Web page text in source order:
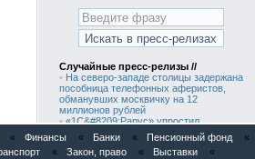
Случайные пресс-релизы //
• На северо-западе столицы задержана
пособница телефонных аферистов,
обманувших москвичку на 12
миллионов рублей
• «1С&#8209;Рарус» упростил
кадровый документооборот для
сотрудников группы предприятий
«Готэк»
« Финансы « Банки « Пенсионный фонд
«
« Закон, право « Выставки «